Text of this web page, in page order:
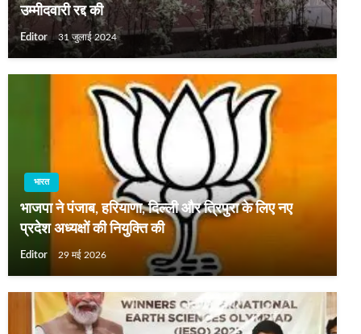
उम्मीदवारी रद्द की
Editor 31 जुलाई 2024
भारत
भाजपा ने पंजाब, हरियाणा, दिल्‍ली और त्रिपुरा के लिए नए
प्रदेश अध्‍यक्षों की नियुक्ति की
Editor 29 मई 2026